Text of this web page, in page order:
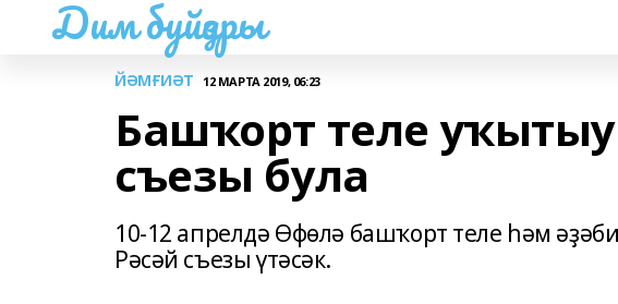
Дим буйҙары
ЙӘМҒИӘТ 12 МАРТА 2019, 06:23
Башҡорт теле
съезы була
10-12 апрелдә Өфөлә башҡорт теле һәм
Рәсәй съезы үтәсәк.